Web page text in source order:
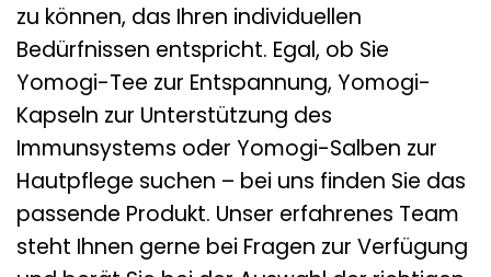
zu können, das Ihren individuellen
Bedürfnissen entspricht. Egal, ob Sie
Yomogi-Tee zur Entspannung, Yomogi-
Kapseln zur Unterstützung des
Immunsystems oder Yomogi-Salben zur
Hautpflege suchen – bei uns finden Sie das
passende Produkt. Unser erfahrenes Team
steht Ihnen gerne bei Fragen zur Verfügung